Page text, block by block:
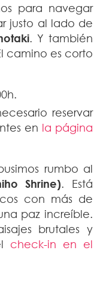
para navegar
justo al lado de
. Y también
camino es corto
reservar
en la página
rumbo al
Shrine). Está
con más de
paz increíble.
brutales y
check-in en el